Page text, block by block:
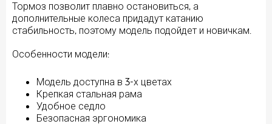
Тормоз позволит плавно остановиться, а
дополнительные колеса придадут катанию
стабильность, поэтому модель подойдет и новичкам.
Особенности модели:
Модель доступна в 3-х цветах
Крепкая стальная рама
Удобное седло
Безопасная эргономика